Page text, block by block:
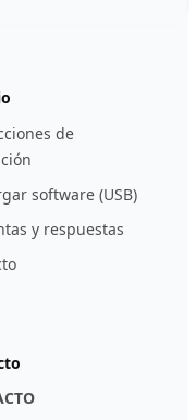
de
software (USB)
y respuestas